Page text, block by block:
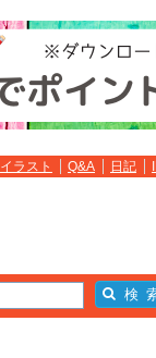
イラスト Q&A 日記